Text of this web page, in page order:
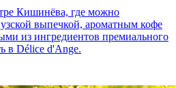
Кишинёва, где можно
выпечкой, ароматным кофе
из ингредиентов премиального
в Délice d'Ange.